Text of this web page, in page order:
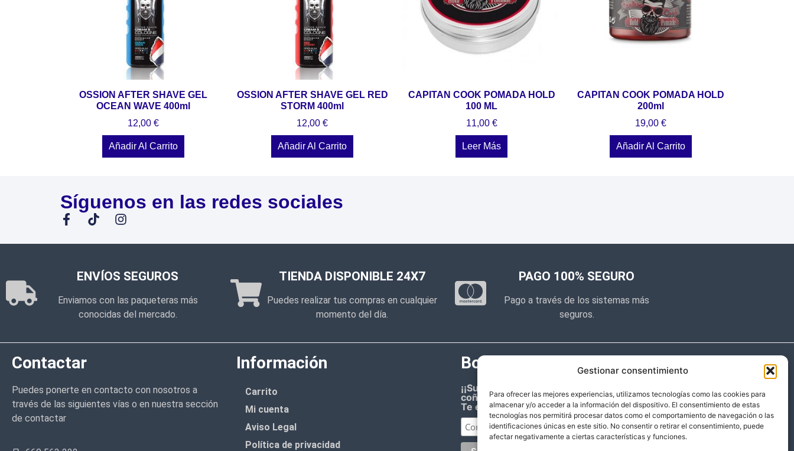
Gestionar consentimiento
Para ofrecer las mejores experiencias, utilizamos tecnologías como las cookies para
almacenar y/o acceder a la información del dispositivo. El consentimiento de estas
tecnologías nos permitirá procesar datos como el comportamiento de navegación o las
identificaciones únicas en este sitio. No consentir o retirar el consentimiento, puede
afectar negativamente a ciertas características y funciones.
OSSION AFTER SHAVE GEL
OCEAN WAVE 400ml
12,00€
Añadir Al Carrito
OSSION AFTER SHAVE GEL RED
STORM 400ml
12,00€
Añadir Al Carrito
CAPITAN COOK POMADA HOLD
100 ML
11,00 €
Leer Más
CAPITAN COOK POMADA HOLD
200ml
19,00 €
Añadir Al Carrito
Síguenos en las redes sociales
ENVÍOS SEGUROS
Enviamos con las paqueteras más
conocidas del mercado.
TIENDA DISPONIBLE 24X7
Puedes realizar tus compras en cualquier
momento del día.
PAGO 100% SEGURO
Pago a través de los sistemas más
seguros.
Contactar
Puedes ponerte en contacto con nosotros a
través de las siguientes vías o en nuestra sección
de contactar
Información
Carrito
Mi cuenta
Aviso Legal
Política de privacidad
Boletín de noticias
¡¡Suscríbete y prometemos no dar mucho el
coñazo.!!
Te enviaremos sólo cosas importantes.